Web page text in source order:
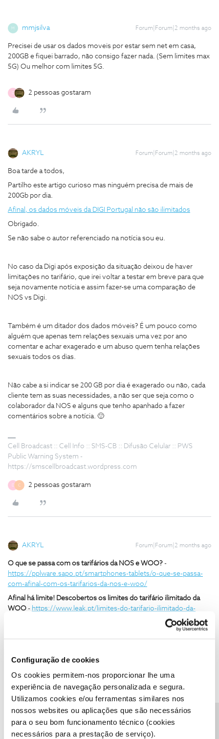
Configuração de cookies
Os cookies permitem-nos proporcionar lhe uma
experiência de navegação personalizada e segura.
Utilizamos cookies e/ou ferramentas similares nos
nossos websites ou aplicações que são necessários
para o seu bom funcionamento técnico (cookies
necessários para a prestação de serviço).
M mmjsilva Forum|Forum|2 months ago
Precisei de usar os dados moveis por estar sem net em casa,
200GB e fiquei barrado, não consigo fazer nada. (Sem limites max
5G) Ou melhor com limites 5G.
D 2 pessoas gostaram
AKRYL Forum|Forum|2 months ago
Boa tarde a todos,
Partilho este artigo curioso mas ninguém precisa de mais de
200Gb por dia.
Afinal, os dados móveis da DIGI Portugal não são ilimitados
Obrigado.
Se não sabe o autor referenciado na notícia sou eu.
No caso da Digi após exposição da situação deixou de haver
limitações no tarifário, que irei voltar a testar em breve para que
seja novamente notícia e assim fazer-se uma comparação de
NOS vs Digi.
Também é um ditador dos dados móveis? É um pouco como
alguém que apenas tem relações sexuais uma vez por ano
comentar e achar exagerado e um abuso quem tenha relações
sexuais todos os dias.
Não cabe a si indicar se 200 GB por dia é exagerado ou não, cada
cliente tem as suas necessidades, a não ser que seja como o
colaborador da NOS e alguns que tenho apanhado a fazer
comentários sobre a notícia. 🙂
Cell Broadcast :: Cell Info :: SMS-CB :: Difusão Celular :: PWS
Public Warning System -
https://smscellbroadcast.wordpress.com
D C 2 pessoas gostaram
AKRYL Forum|Forum|2 months ago
O que se passa com os tarifários da NOS e WOO? -
https://pplware.sapo.pt/smartphones-tablets/o-que-se-passa-
com-afinal-com-os-tarifarios-da-nos-e-woo/
Afinal há limite! Descobertos os limites do tarifário ilimitado da
WOO - https://www.leak.pt/limites-do-tarifario-ilimitado-da-
Tarifário ilimitado da Woo não é o único com limite de 200 GB
WOO-https://4gnews.pt/clientes-dizem-encontrado-o-limite-
no-tarifario-ilimitado/
Plano "Ilimitado" da Woo tem limite de 200GB-
https://abertoatedemadrugada.com/2026/05/plano-ilimitado-da-
woo-tem-limite-de.html